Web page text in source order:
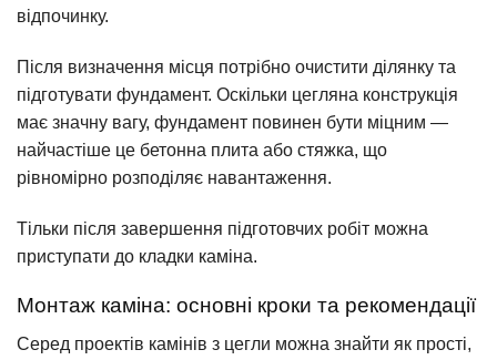
відпочинку.
Після визначення місця потрібно очистити ділянку та
підготувати фундамент. Оскільки цегляна конструкція
має значну вагу, фундамент повинен бути міцним —
найчастіше це бетонна плита або стяжка, що
рівномірно розподіляє навантаження.
Тільки після завершення підготовчих робіт можна
приступати до кладки каміна.
Монтаж каміна: основні кроки та рекомендації
Серед проектів камінів з цегли можна знайти як прості,